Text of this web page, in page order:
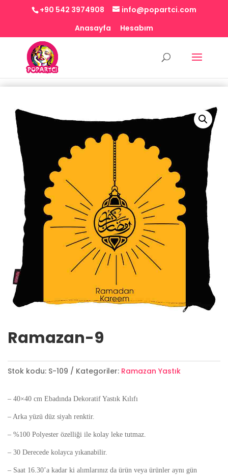
+90 542 3974908
info@popartci.com
Anasayfa
Hesabım
Ramazan-9
Stok kodu: S-109 Kategoriler: Ramazan Yastık
– 40×40 cm Ebadında Dekoratif Yastık Kılıfı
– Arka yüzü düz siyah renktir.
– %100 Polyester özelliği ile kolay leke tutmaz.
– 30 Derecede kolayca yıkanabilir.
– Saat 16.30’a kadar ki alımlarınız da ürün veya ürünler aynı gün